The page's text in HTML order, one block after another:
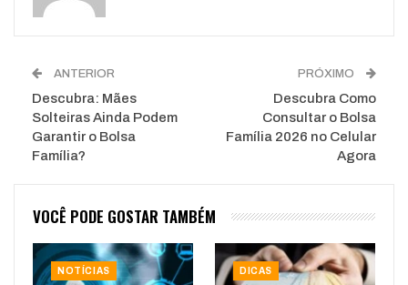
ANTERIOR
Descubra: Mães
Solteiras Ainda Podem
Garantir o Bolsa
Família?
PRÓXIMO
Descubra Como
Consultar o Bolsa
Família 2026 no Celular
Agora
VOCÊ PODE GOSTAR TAMBÉM
NOTÍCIAS DICAS